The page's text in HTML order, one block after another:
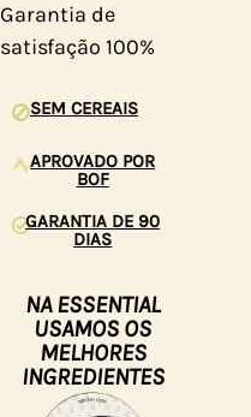
Garantia de
satisfação 100%
SEM CEREAIS
APROVADO POR
BOF
GARANTIA DE 90
DIAS
NA ESSENTIAL
USAMOS OS
MELHORES
INGREDIENTES